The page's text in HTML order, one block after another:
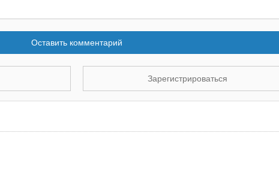
Оставить комментарий
Зарегистрироваться